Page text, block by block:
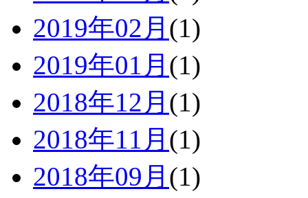
2019年02月 (1)
2019年01月 (1)
2018年12月 (1)
2018年11月 (1)
2018年09月 (1)